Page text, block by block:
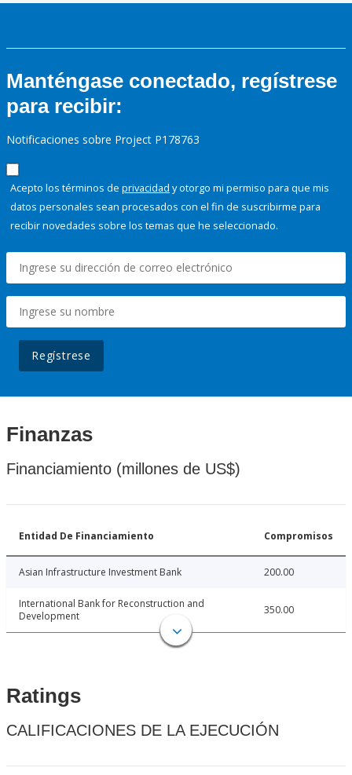
Manténgase conectado, regístrese
para recibir:
Notificaciones sobre Project P178763
Acepto los términos de privacidad y otorgo mi permiso para que mis
datos personales sean procesados con el fin de suscribirme para
recibir novedades sobre los temas que he seleccionado.
Regístrese
Finanzas
Financiamiento (millones de US$)
Entidad De Financiamiento Compromisos
Asian Infrastructure Investment Bank 200.00
International Bank for Reconstruction and
Development
350.00
Ratings
CALIFICACIONES DE LA EJECUCIÓN